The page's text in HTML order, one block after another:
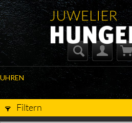
UHREN
Filtern